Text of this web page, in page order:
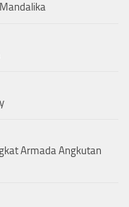
Armada Angkutan